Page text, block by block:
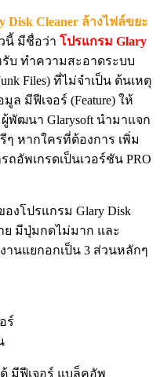
Disk Cleaner ล้างไฟล์ขยะ
นี้ มีชื่อว่า โปรแกรม Glary
บ ทำความสะอาดระบบ
Files) ที่ไม่จำเป็น ต้นเหตุ
มีฟีเจอร์ (Feature) ให้
พัฒนา Glarysoft นำมาแจก
ๆ หากใครที่ต้องการ เพิ่ม
อัพเกรดเป็นเวอร์ชัน PRO
องโปรแกรม Glary Disk
ย มีปุ่มกดไม่มาก และ
นแยกอกเป็น 3 ส่วนหลักๆ
ร์
มีฟีเจอร์ แบล็คอัพ